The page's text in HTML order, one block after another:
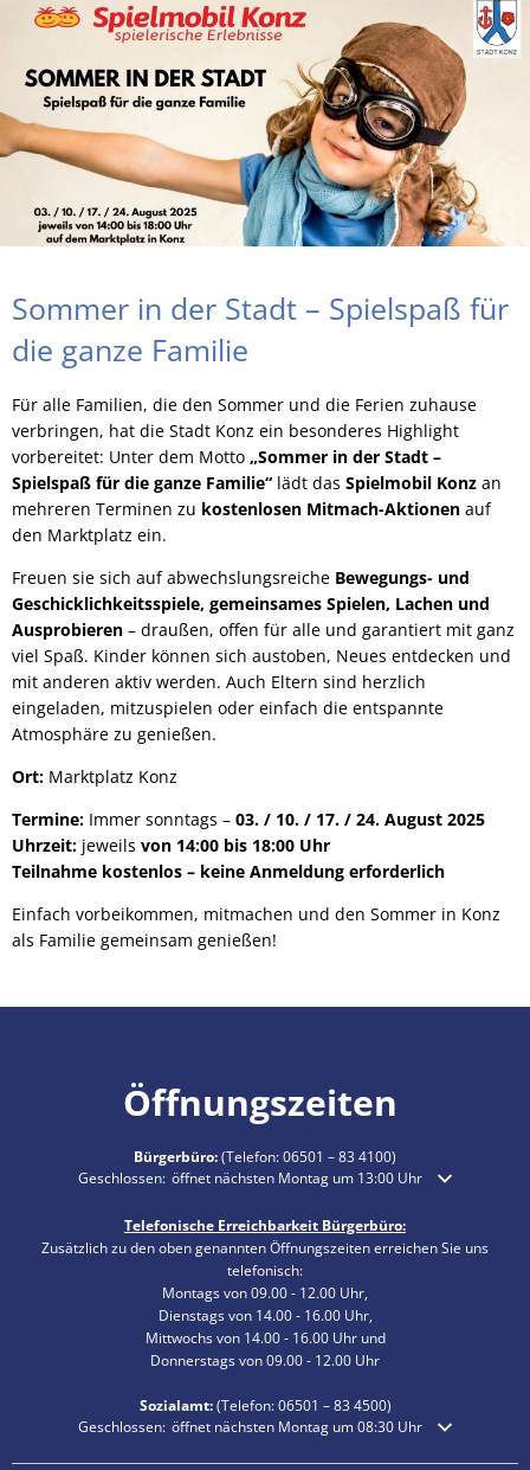
Sommer in der Stadt – Spielspaß für
die ganze Familie
Für alle Familien, die den Sommer und die Ferien zuhause
verbringen, hat die Stadt Konz ein besonderes Highlight
vorbereitet: Unter dem Motto „Sommer in der Stadt –
Spielspaß für die ganze Familie“ lädt das Spielmobil Konz an
mehreren Terminen zu kostenlosen Mitmach-Aktionen auf
den Marktplatz ein.
Freuen sie sich auf abwechslungsreiche Bewegungs- und
Geschicklichkeitsspiele, gemeinsames Spielen, Lachen und
Ausprobieren – draußen, offen für alle und garantiert mit ganz
viel Spaß. Kinder können sich austoben, Neues entdecken und
mit anderen aktiv werden. Auch Eltern sind herzlich
eingeladen, mitzuspielen oder einfach die entspannte
Atmosphäre zu genießen.
Ort: Marktplatz Konz
Termine: Immer sonntags – 03. / 10. / 17. / 24. August 2025
Uhrzeit: jeweils von 14:00 bis 18:00 Uhr
Teilnahme kostenlos – keine Anmeldung erforderlich
Einfach vorbeikommen, mitmachen und den Sommer in Konz
als Familie gemeinsam genießen!
Öffnungszeiten
Bürgerbüro:(Telefon:06501 – 83 4100)
Klicken, um weitere Öffnungs- oder Schließzeiten auszublenden
Geschlossen: öffnet nächsten Montag um 13:00 Uhr
Telefonische Erreichbarkeit Bürgerbüro:
Zusätzlich zu den oben genannten Öffnungszeiten erreichen Sie uns
telefonisch:
Montags von 09.00 - 12.00 Uhr,
Dienstags von 14.00 - 16.00 Uhr,
Mittwochs von 14.00 - 16.00 Uhr und
Donnerstags von 09.00 - 12.00 Uhr
Sozialamt:(Telefon:06501 – 834500)
Klicken, um weitere Öffnungs- oder Schließzeiten auszublenden
Geschlossen: öffnet nächsten Montag um 08:30 Uhr